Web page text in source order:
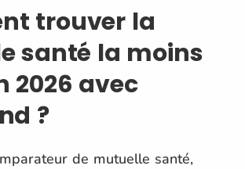
trouver la
santé la moins
2026 avec
?
de mutuelle santé,